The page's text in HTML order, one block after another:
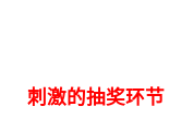
刺激的抽奖环节